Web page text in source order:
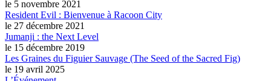
le 5 novembre 2021
Resident Evil : Bienvenue à Racoon City
le 27 décembre 2021
Jumanji : the Next Level
le 15 décembre 2019
Les Graines du Figuier Sauvage (The Seed of the Sacred Fig)
le 19 avril 2025